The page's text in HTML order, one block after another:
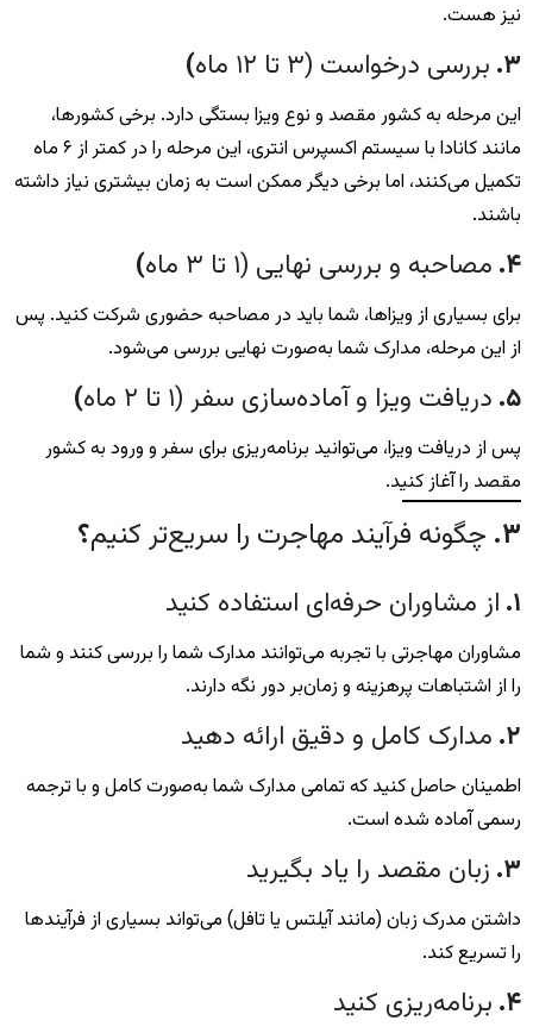
نیز هست.
۳. بررسی درخواست (۳ تا ۱۲ ماه )
این مرحله به کشور مقصد و نوع ویزا بستگی دارد. برخی کشورها،
مانند کانادا با سیستم اکسپرس انتری، این مرحله را در کمتر از ۶ ماه
تکمیل می‌کنند، اما برخی دیگر ممکن است به زمان بیشتری نیاز داشته
باشند.
۴. مصاحبه و بررسی نهایی (۱ تا ۳ ماه )
برای بسیاری از ویزاها، شما باید در مصاحبه حضوری شرکت کنید. پس
از این مرحله، مدارک شما به‌صورت نهایی بررسی می‌شود.
۵. دریافت ویزا و آماده‌سازی سفر (۱ تا ۲ ماه )
پس از دریافت ویزا، می‌توانید برنامه‌ریزی برای سفر و ورود به کشور
مقصد را آغاز کنید.
۳. چگونه فرآیند مهاجرت را سریع‌تر کنیم؟
۱. از مشاوران حرفه‌ای استفاده کنید
مشاوران مهاجرتی با تجربه می‌توانند مدارک شما را بررسی کنند و شما
را از اشتباهات پرهزینه و زمان‌بر دور نگه دارند.
۲. مدارک کامل و دقیق ارائه دهید
اطمینان حاصل کنید که تمامی مدارک شما به‌صورت کامل و با ترجمه
رسمی آماده شده است.
۳. زبان مقصد را یاد بگیرید
داشتن مدرک زبان (مانند آیلتس یا تافل) می‌تواند بسیاری از فرآیندها
را تسریع کند.
۴. برنامه‌ریزی کنید